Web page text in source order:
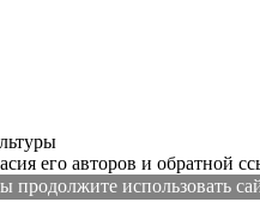
его авторов и обратной
использовать